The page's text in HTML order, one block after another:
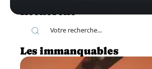
Recherche
Les immanquables